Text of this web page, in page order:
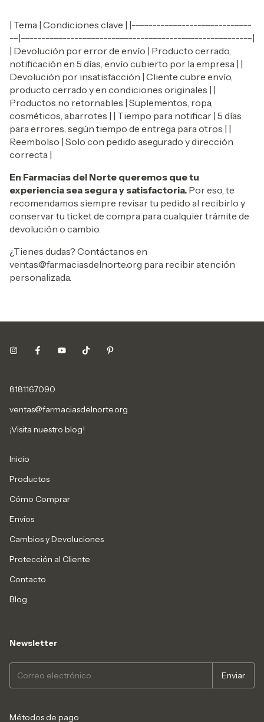
| Tema | Condiciones clave | |-----------------------------
--|--------------------------------------------------------|
| Devolución por error de envío | Producto cerrado,
notificación en 5 días, envío cubierto por la empresa | |
Devolución por insatisfacción | Cliente cubre envío,
producto cerrado y en condiciones originales | |
Productos no retornables | Suplementos, ropa,
cosméticos, abarrotes | | Tiempo para notificar | 5 días
para errores, según tiempo de entrega para otros | |
Reembolso | Solo con pedido asegurado y dirección
correcta |
En Farmacias del Norte queremos que tu
experiencia sea segura y satisfactoria. Por eso, te
recomendamos siempre revisar tu pedido al recibirlo y
conservar tu ticket de compra para cualquier trámite de
devolución o cambio.
¿Tienes dudas? Contáctanos en
ventas@farmaciasdelnorte.org para recibir atención
personalizada.
8181167090
ventas@farmaciasdelnorte.org
¡Visita nuestro blog!
Inicio
Productos
Cómo Comprar
Envíos
Cambios y Devoluciones
Protección al Cliente
Contacto
Blog
Newsletter
Métodos de pago